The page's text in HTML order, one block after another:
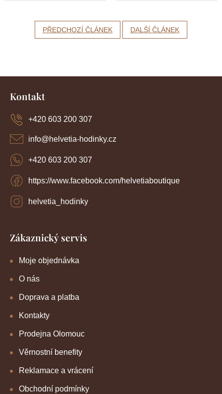
PŘEDCHOZÍ ČLÁNEK DALŠÍ ČLÁNEK
Z
Kontakt
info@helvetia-hodinky.cz
+420 603 200 307
https://www.facebook.com/helvetiaboutique
helvetia_hodinky
+420 603 200 307
Zákaznický servis
Moje objednávka
O nás
Doprava a platba
Kontakty
Prodejna Olomouc
Věrnostní benefity
Reklamace a vrácení
Obchodní podmínky